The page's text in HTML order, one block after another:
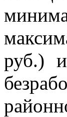
руб.)